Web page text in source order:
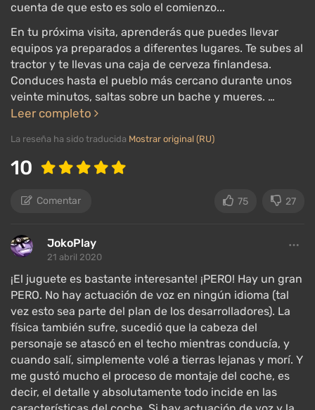
tomar una foto del esqueleto de una casa que alguna
propietario.
En el mundo del juego también hay cosas útiles
escondidas: juegos de neumáticos, herramientas,
piezas de automóvil, troncos listos para ser
transportados, alcohol caro, una cámara de video,
fuegos artificiales, etc. Estas cosas se pueden
recoger libremente y obtener un buen impulso en el
progreso del juego. El mapa está abierto desde el
principio y los jugadores pueden explorar libremente
sus límites.
Secretos de los coches finlandeses
cuenta de que esto es solo el comienzo...
En tu próxima visita, aprenderás que puedes llevar
equipos ya preparados a diferentes lugares. Te subes al
tractor y te llevas una caja de cerveza finlandesa.
Conduces hasta el pueblo más cercano durante unos
veinte minutos, saltas sobre un bache y mueres. …
Leer completo
La reseña ha sido traducida Mostrar original (RU)
10
Comentar 75 27
JokoPlay
21 abril 2020
¡El juguete es bastante interesante! ¡PERO! Hay un gran
PERO. No hay actuación de voz en ningún idioma (tal
vez esto sea parte del plan de los desarrolladores). La
física también sufre, sucedió que la cabeza del
personaje se atascó en el techo mientras conducía, y
cuando salí, simplemente volé a tierras lejanas y morí. Y
me gustó mucho el proceso de montaje del coche, es
decir, el detalle y absolutamente todo incide en las